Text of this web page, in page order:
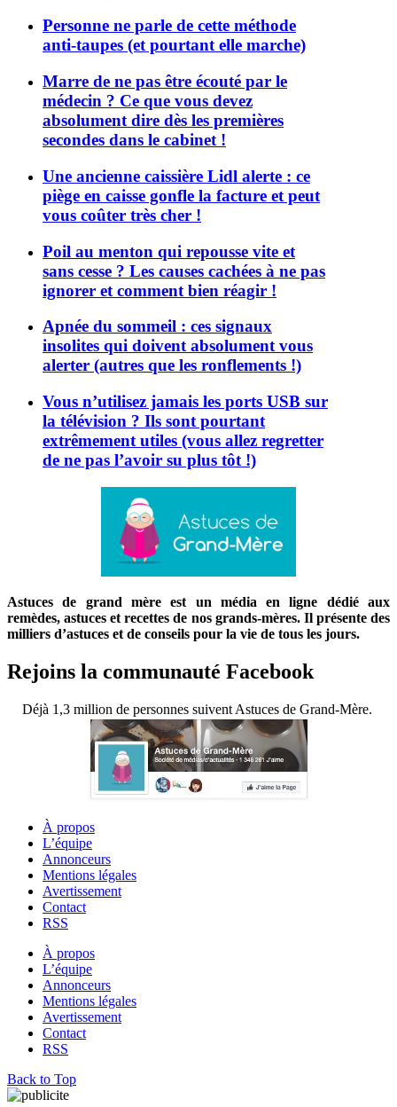
Personne ne parle de cette méthode
anti-taupes (et pourtant elle marche)
Marre de ne pas être écouté par le
médecin ? Ce que vous devez
absolument dire dès les premières
secondes dans le cabinet !
Une ancienne caissière Lidl alerte : ce
piège en caisse gonfle la facture et peut
vous coûter très cher !
Poil au menton qui repousse vite et
sans cesse ? Les causes cachées à ne pas
ignorer et comment bien réagir !
Apnée du sommeil : ces signaux
insolites qui doivent absolument vous
alerter (autres que les ronflements !)
Vous n’utilisez jamais les ports USB sur
la télévision ? Ils sont pourtant
extrêmement utiles (vous allez regretter
de ne pas l’avoir su plus tôt !)
Astuces de grand mère est un média en ligne dédié aux
remèdes, astuces et recettes de nos grands-mères. Il présente des
milliers d’astuces et de conseils pour la vie de tous les jours.
Rejoins la communauté Facebook
Déjà 1,3 million de personnes suivent Astuces de Grand-Mère.
À propos
L’équipe
Annonceurs
Mentions légales
Avertissement
Contact
RSS
À propos
L’équipe
Annonceurs
Mentions légales
Avertissement
Contact
RSS
Back to Top